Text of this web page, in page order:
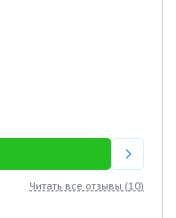
Читать все отзывы (10)